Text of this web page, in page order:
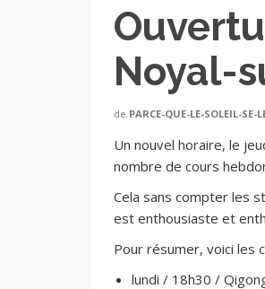
Noyal-
de PARCE-QUE-LE-SOLEIL-SE-
Un nouvel horaire, le
nombre de cours
Cela sans compter les
est enthousiaste et
Pour résumer, voici les
lundi / 18h30 /